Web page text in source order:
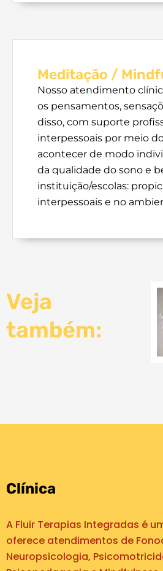
Meditação /
Nosso atendimento
os pensamentos,
disso, com suporte
interpessoais por meio
acontecer de modo
da qualidade do sono e
instituição/escolas:
interpessoais e no
Veja
também:
Clínica
A Fluir Terapias Integradas é
oferece atendimentos de
Neuropsicologia,